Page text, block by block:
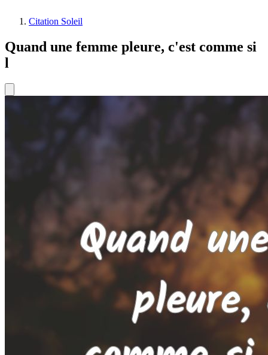
Citation Soleil
Quand une femme pleure, c'est comme si
l